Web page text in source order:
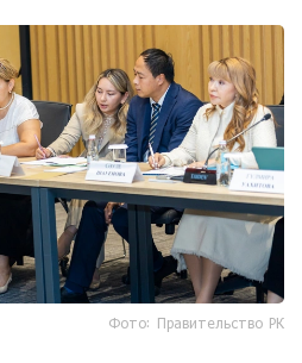
Фото: Правительство РК